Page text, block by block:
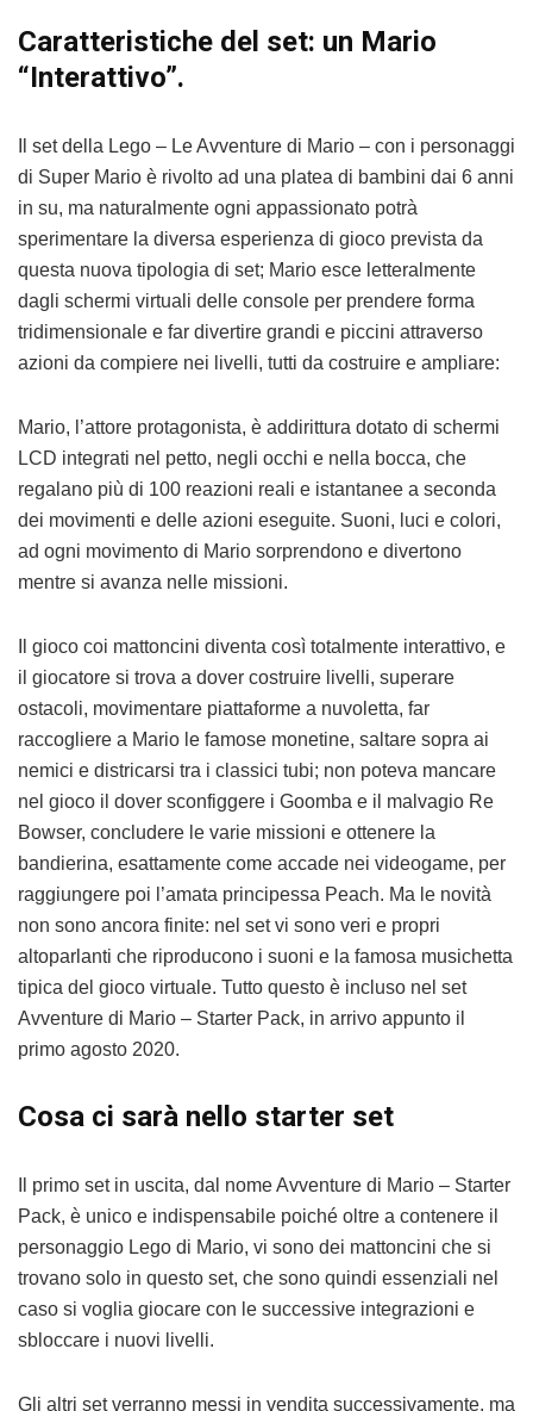
Caratteristiche del set: un Mario
“Interattivo”.
Il set della Lego – Le Avventure di Mario – con i personaggi
di Super Mario è rivolto ad una platea di bambini dai 6 anni
in su, ma naturalmente ogni appassionato potrà
sperimentare la diversa esperienza di gioco prevista da
questa nuova tipologia di set; Mario esce letteralmente
dagli schermi virtuali delle console per prendere forma
tridimensionale e far divertire grandi e piccini attraverso
azioni da compiere nei livelli, tutti da costruire e ampliare:
Mario, l’attore protagonista, è addirittura dotato di schermi
LCD integrati nel petto, negli occhi e nella bocca, che
regalano più di 100 reazioni reali e istantanee a seconda
dei movimenti e delle azioni eseguite. Suoni, luci e colori,
ad ogni movimento di Mario sorprendono e divertono
mentre si avanza nelle missioni.
Il gioco coi mattoncini diventa così totalmente interattivo, e
il giocatore si trova a dover costruire livelli, superare
ostacoli, movimentare piattaforme a nuvoletta, far
raccogliere a Mario le famose monetine, saltare sopra ai
nemici e districarsi tra i classici tubi; non poteva mancare
nel gioco il dover sconfiggere i Goomba e il malvagio Re
Bowser, concludere le varie missioni e ottenere la
bandierina, esattamente come accade nei videogame, per
raggiungere poi l’amata principessa Peach. Ma le novità
non sono ancora finite: nel set vi sono veri e propri
altoparlanti che riproducono i suoni e la famosa musichetta
tipica del gioco virtuale. Tutto questo è incluso nel set
Avventure di Mario – Starter Pack, in arrivo appunto il
primo agosto 2020.
Cosa ci sarà nello starter set
Il primo set in uscita, dal nome Avventure di Mario – Starter
Pack, è unico e indispensabile poiché oltre a contenere il
personaggio Lego di Mario, vi sono dei mattoncini che si
trovano solo in questo set, che sono quindi essenziali nel
caso si voglia giocare con le successive integrazioni e
sbloccare i nuovi livelli.
Gli altri set verranno messi in vendita successivamente, ma